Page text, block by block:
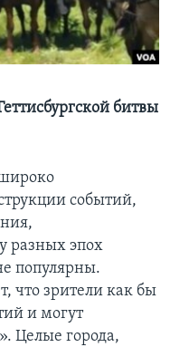
битвы
событий,
разных эпох
популярны.
что зрители как бы
и могут
Целые города,